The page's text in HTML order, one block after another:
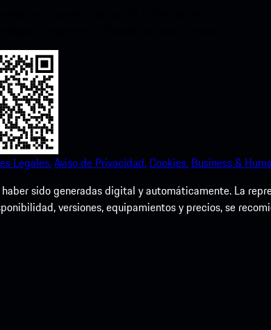
Legales.Aviso de Privacidad.Cookies. Business &
sido generadas digital y automáticamente. La
versiones, equipamientos y precios, se